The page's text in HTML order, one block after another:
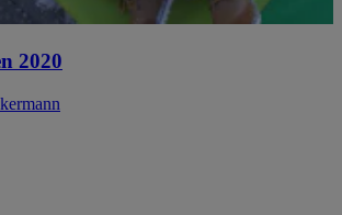
2020